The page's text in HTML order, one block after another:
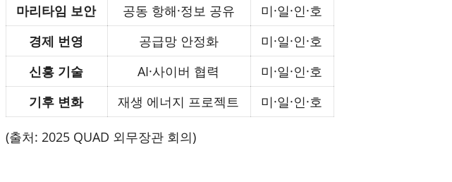
마리타임 보안
공동 항해·정보 공유 미·일·인·호
경제 번영
공급망 안정화 미·일·인·호
신흥 기술
AI·사이버 협력 미·일·인·호
기후 변화
재생 에너지 프로젝트 미·일·인·호
(출처: 2025 QUAD 외무장관 회의)